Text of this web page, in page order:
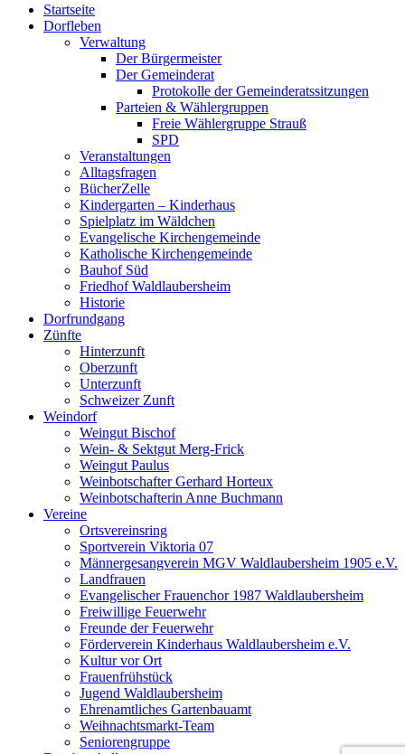
oben
scrollen
Startseite
Dorfleben
Verwaltung
Der Bürgermeister
Der Gemeinderat
Protokolle der Gemeinderatssitzungen
Parteien & Wählergruppen
Freie Wählergruppe Strauß
SPD
Veranstaltungen
Alltagsfragen
BücherZelle
Kindergarten – Kinderhaus
Spielplatz im Wäldchen
Evangelische Kirchengemeinde
Katholische Kirchengemeinde
Bauhof Süd
Friedhof Waldlaubersheim
Historie
Dorfrundgang
Zünfte
Hinterzunft
Oberzunft
Unterzunft
Schweizer Zunft
Weindorf
Weingut Bischof
Wein- & Sektgut Merg-Frick
Weingut Paulus
Weinbotschafter Gerhard Horteux
Weinbotschafterin Anne Buchmann
Vereine
Ortsvereinsring
Sportverein Viktoria 07
Männergesangverein MGV Waldlaubersheim 1905 e.V.
Landfrauen
Evangelischer Frauenchor 1987 Waldlaubersheim
Freiwillige Feuerwehr
Freunde der Feuerwehr
Förderverein Kinderhaus Waldlaubersheim e.V.
Kultur vor Ort
Frauenfrühstück
Jugend Waldlaubersheim
Ehrenamtliches Gartenbauamt
Weihnachtsmarkt-Team
Seniorengruppe